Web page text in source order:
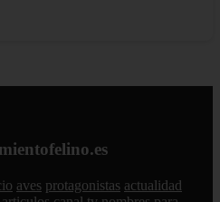
aves protagonistas actualidad